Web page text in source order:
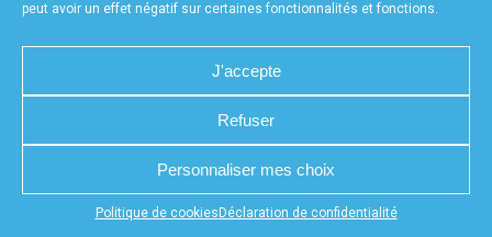
peut avoir un effet négatif sur certaines fonctionnalités et fonctions.
J'accepte
Refuser
Personnaliser mes choix
Politique de cookies Déclaration de confidentialité
Appuyez sur le bouton partager en bas de votre